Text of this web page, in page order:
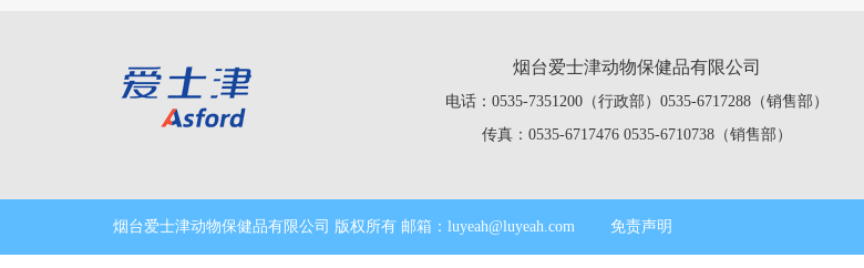
烟台爱士津动物保健品有限公司
电话：0535-7351200（行政部）0535-6717288（销售部）
传真：0535-6717476 0535-6710738（销售部）
烟台爱士津动物保健品有限公司 版权所有 邮箱：luyeah@luyeah.com 免责声明